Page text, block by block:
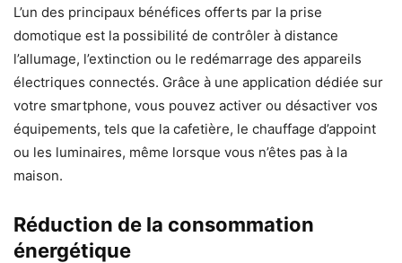
L’un des principaux bénéfices offerts par la prise
domotique est la possibilité de contrôler à distance
l’allumage, l’extinction ou le redémarrage des appareils
électriques connectés. Grâce à une application dédiée sur
votre smartphone, vous pouvez activer ou désactiver vos
équipements, tels que la cafetière, le chauffage d’appoint
ou les luminaires, même lorsque vous n’êtes pas à la
maison.
Réduction de la consommation
énergétique